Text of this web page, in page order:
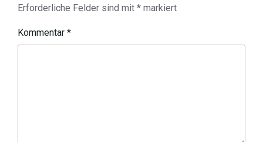
Erforderliche Felder sind mit * markiert
Kommentar *